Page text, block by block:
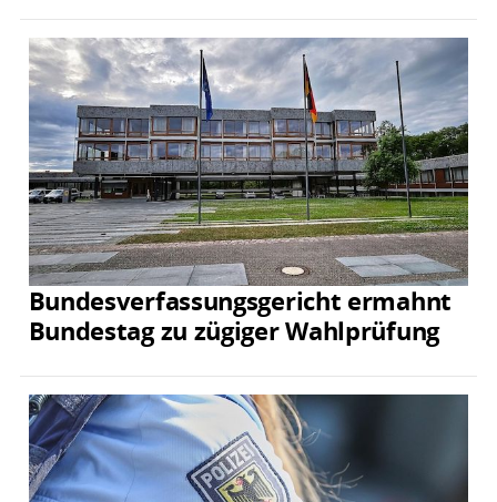
Bundesverfassungsgericht ermahnt
Bundestag zu zügiger Wahlprüfung